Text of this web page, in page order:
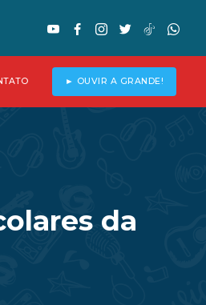
► OUVIR A GRANDE!
da